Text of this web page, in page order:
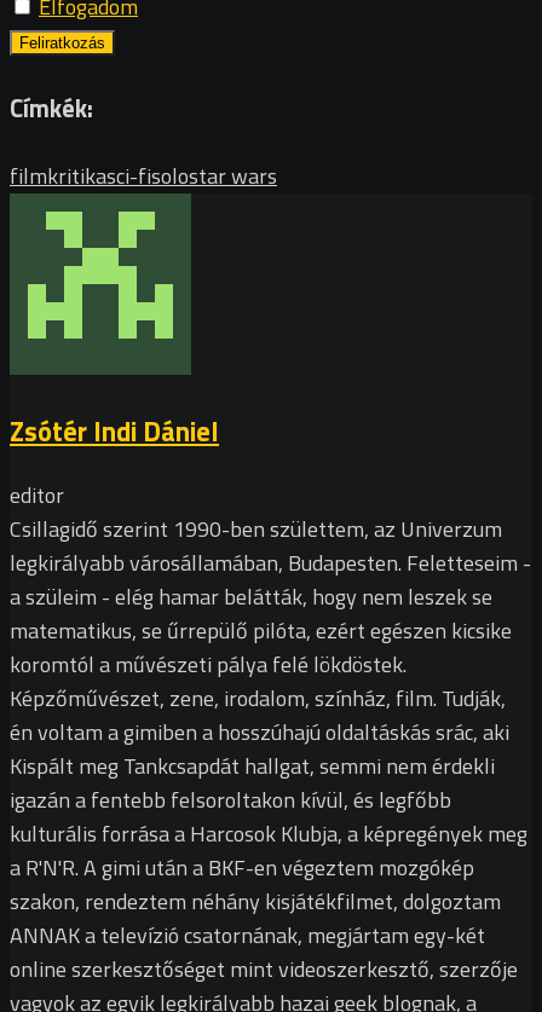
Címkék:
filmkritikasci-fisolostar wars
Zsótér Indi Dániel
editor
Csillagidő szerint 1990-ben születtem, az Univerzum
legkirályabb városállamában, Budapesten. Feletteseim -
a szüleim - elég hamar belátták, hogy nem leszek se
matematikus, se űrrepülő pilóta, ezért egészen kicsike
koromtól a művészeti pálya felé lökdöstek.
Képzőművészet, zene, irodalom, színház, film. Tudják,
én voltam a gimiben a hosszúhajú oldaltáskás srác, aki
Kispált meg Tankcsapdát hallgat, semmi nem érdekli
igazán a fentebb felsoroltakon kívül, és legfőbb
kulturális forrása a Harcosok Klubja, a képregények meg
a R'N'R. A gimi után a BKF-en végeztem mozgókép
szakon, rendeztem néhány kisjátékfilmet, dolgoztam
ANNAK a televízió csatornának, megjártam egy-két
online szerkesztőséget mint videoszerkesztő, szerzője
vagyok az egyik legkirályabb hazai geek blognak, a